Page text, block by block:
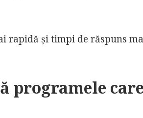
rapidă și timpi de răspuns
programele